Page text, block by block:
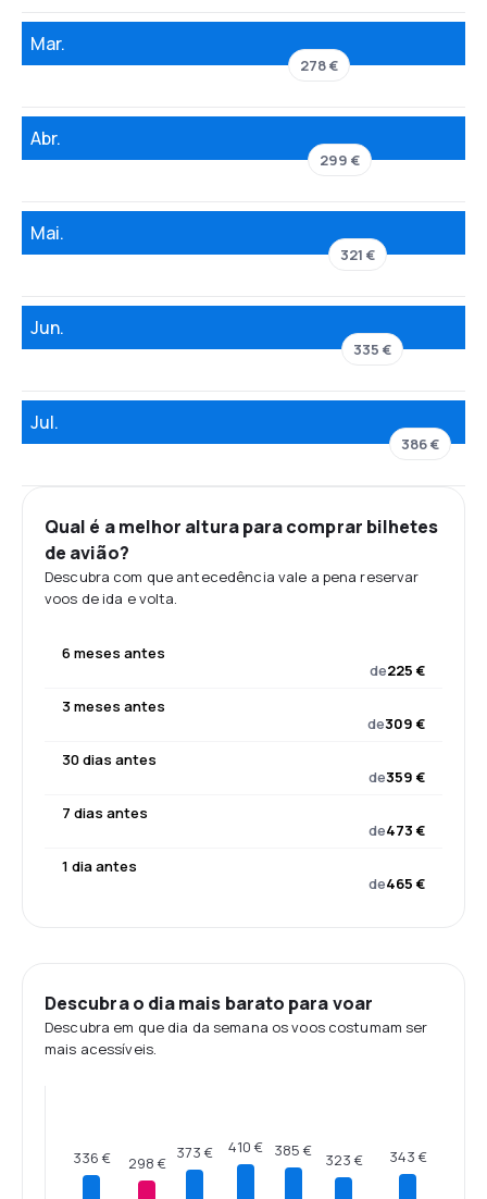
Mar.
278 €
Abr.
299 €
Mai.
321 €
Jun.
335 €
Jul.
386 €
Qual é a melhor altura para comprar bilhetes
de avião?
Descubra com que antecedência vale a pena reservar
voos de ida e volta.
6 meses antes
de225 €
3 meses antes
de309 €
30 dias antes
de359 €
7 dias antes
de473 €
1 dia antes
de465 €
Descubra o dia mais barato para voar
Descubra em que dia da semana os voos costumam ser
mais acessíveis.
336 € 298 €
373 € 410 € 385 € 323 € 343 €